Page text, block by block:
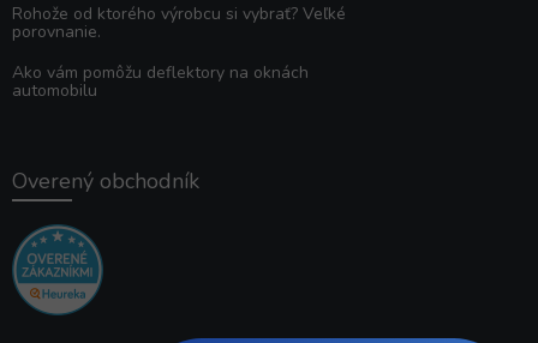
Rohože od ktorého výrobcu si vybrať? Veľké
porovnanie.
Ako vám pomôžu deflektory na oknách
automobilu
Overený obchodník